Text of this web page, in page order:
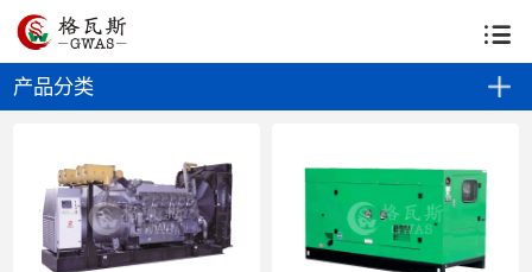
公司首页
解决方案 产品中心 零件供应
资讯中心
客户案例
产品分类